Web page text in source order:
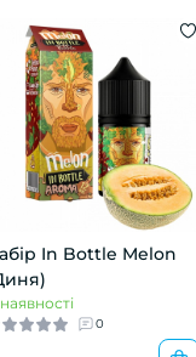
In Bottle Melon
0